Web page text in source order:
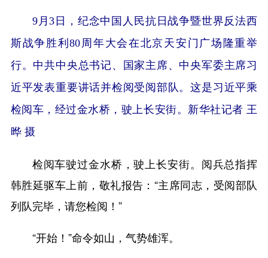
9月3日，纪念中国人民抗日战争暨世界反法西
斯战争胜利80周年大会在北京天安门广场隆重举
行。中共中央总书记、国家主席、中央军委主席习
近平发表重要讲话并检阅受阅部队。这是习近平乘
检阅车，经过金水桥，驶上长安街。新华社记者 王
晔 摄
检阅车驶过金水桥，驶上长安街。阅兵总指挥
韩胜延驱车上前，敬礼报告：“主席同志，受阅部队
列队完毕，请您检阅！”
“开始！”命令如山，气势雄浑。